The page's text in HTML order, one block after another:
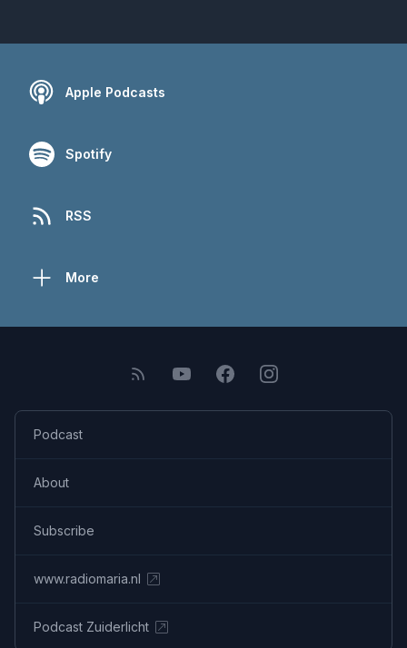
Apple Podcasts
Spotify
RSS
More
Podcast
About
Subscribe
www.radiomaria.nl
Podcast Zuiderlicht